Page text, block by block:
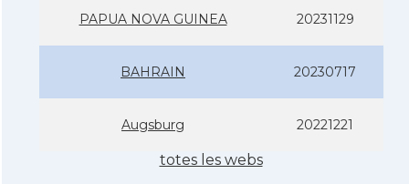
PAPUA NOVA GUINEA 20231129
BAHRAIN 20230717
Augsburg 20221221
totes les webs